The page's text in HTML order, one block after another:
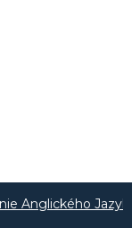
Anglického